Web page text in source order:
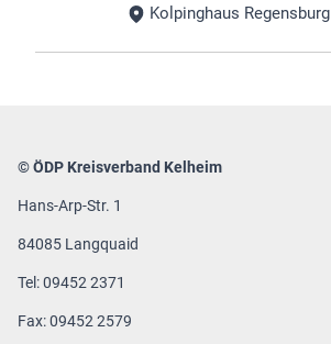
Kolpinghaus Regensburg
© ÖDP Kreisverband Kelheim
Hans-Arp-Str. 1
84085 Langquaid
Tel: 09452 2371
Fax: 09452 2579